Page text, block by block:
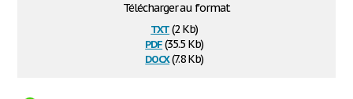
Télécharger au format
txt(2 Kb)
pdf(35.5 Kb)
docx(7.8 Kb)